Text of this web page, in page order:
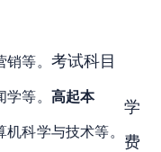
销等。
学等。 高起本
机科学与技术等。
考试科目
学
费